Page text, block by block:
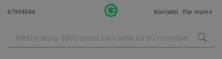
67994044 Kontakti Par mums